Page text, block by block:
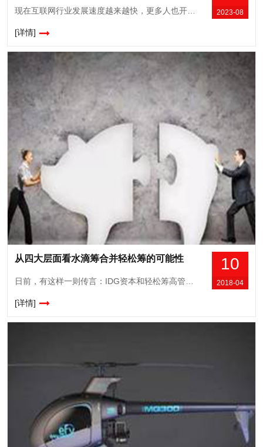
2023-08
现在互联网行业发展速度越来越快，更多人也开始意识到网站建设的重要性，通过建设网站的方式可以让自己宣传推广的过程更顺利，尤其是会让网站知名度得到全面提升，最重要的就是可以降低宣传营销成本，让宣传营销效果更加直接，拓展范围也会更广，为了可以让网站达到这样的宣传效果，建设网站之后需要合理优化，大家要考虑下面这些问题。1、确定...
[详情]
10
2018-04
从四大层面看水滴筹合并轻松筹的可能性
[详情]